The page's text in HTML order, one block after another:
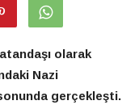
olarak
Nazi
gerçekleşti.